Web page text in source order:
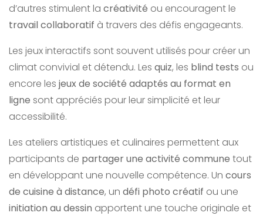
d’autres stimulent la créativité ou encouragent le
travail collaboratif à travers des défis engageants.
Les jeux interactifs sont souvent utilisés pour créer un
climat convivial et détendu. Les quiz, les blind tests ou
encore les jeux de société adaptés au format en
ligne sont appréciés pour leur simplicité et leur
accessibilité.
Les ateliers artistiques et culinaires permettent aux
participants de partager une activité commune tout
en développant une nouvelle compétence. Un cours
de cuisine à distance, un défi photo créatif ou une
initiation au dessin apportent une touche originale et